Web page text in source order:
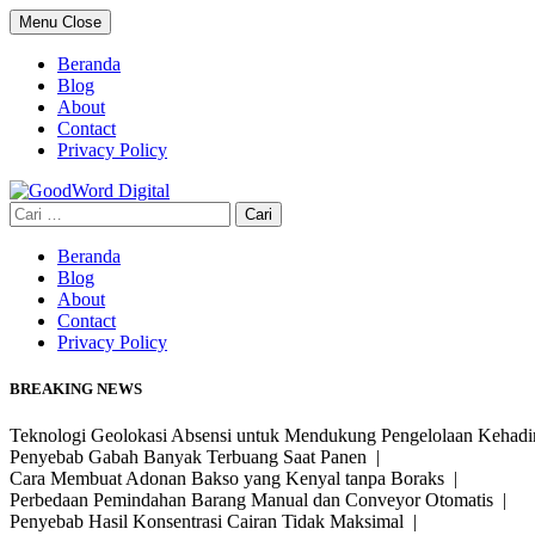
Skip
to
content
Menu Close
Beranda
Blog
About
Contact
Privacy Policy
Cari
untuk:
Beranda
Blog
About
Contact
Privacy Policy
BREAKING NEWS
Teknologi Geolokasi Absensi untuk Mendukung Pengelolaan
Penyebab Gabah Banyak Terbuang Saat Panen |
Cara Membuat Adonan Bakso yang Kenyal tanpa Boraks |
Perbedaan Pemindahan Barang Manual dan Conveyor Otomatis |
Penyebab Hasil Konsentrasi Cairan Tidak Maksimal |